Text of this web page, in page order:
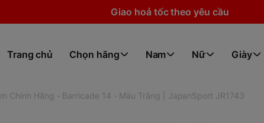
Giao hoả tốc theo yêu cầu
Trang chủ Chọn hãng Nam Nữ Giày
Chính Hãng - Barricade 14 - Màu Trắng | JapanSport JR1743